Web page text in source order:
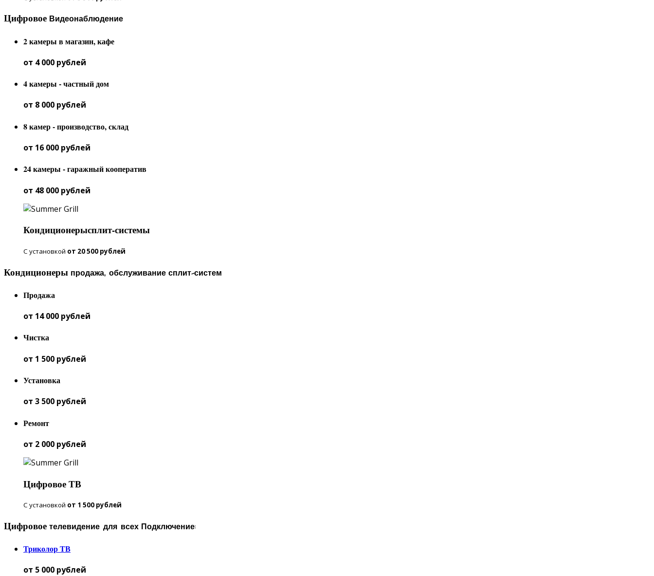
Цифровое Видеонаблюдение
2 камеры в магазин, кафе
от 4 000 рублей
4 камеры - частный дом
от 8 000 рублей
8 камер - производство, склад
от 16 000 рублей
24 камеры - гаражный кооператив
от 48 000 рублей
Кондиционерысплит-системы
С установкой от 20 500 рублей
Кондиционеры продажа, обслуживание сплит-систем
Продажа
от 14 000 рублей
Чистка
от 1 500 рублей
Установка
от 3 500 рублей
Ремонт
от 2 000 рублей
ЦифровоеТВ
С установкой от 1 500 рублей
Цифровое телевидение для всех Подключение:
Триколор ТВ
от 5 000 рублей